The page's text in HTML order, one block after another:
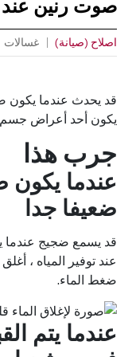
صوت رنين عند
اصلاح (صيانة) غسالات
قد يحدث عندما يكون
يكون أحد أعراض جسم
جرب هذا
عندما يكون
ضعيفا جدا
قد يسمع ضجيج عندما
عند توفير المياه ،
ضغط الماء.
عندما يتم